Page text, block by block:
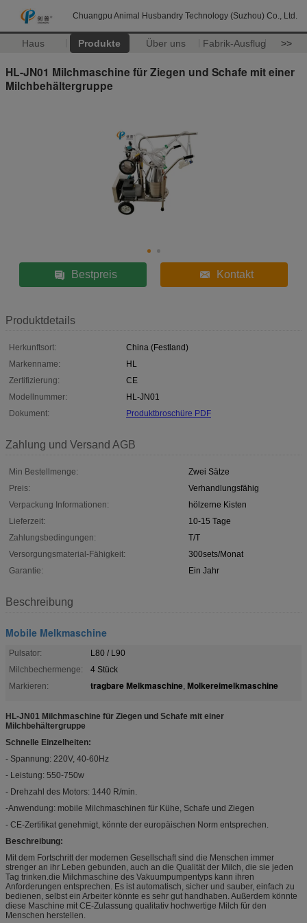
Chuangpu Animal Husbandry Technology (Suzhou) Co., Ltd.
Haus Produkte Über uns Fabrik-Ausflug >>
HL-JN01 Milchmaschine für Ziegen und Schafe mit einer
Milchbehältergruppe
Bestpreis Kontakt
Produktdetails
Herkunftsort:
China (Festland)
Markenname:
HL
Zertifizierung:
CE
Modellnummer:
HL-JN01
Dokument:
Produktbroschüre PDF
Zahlung und Versand AGB
Min Bestellmenge:
Zwei Sätze
Preis:
Verhandlungsfähig
Verpackung Informationen:
hölzerne Kisten
Lieferzeit:
10-15 Tage
Zahlungsbedingungen:
T/T
Versorgungsmaterial-Fähigkeit:
300sets/Monat
Garantie:
Ein Jahr
Beschreibung
Mobile Melkmaschine
Pulsator:
L80 / L90
Milchbechermenge:
4 Stück
Markieren:
tragbare Melkmaschine, Molkereimelkmaschine
HL-JN01 Milchmaschine für Ziegen und Schafe mit einer
Milchbehältergruppe
Schnelle Einzelheiten:
- Spannung: 220V, 40-60Hz
- Leistung: 550-750w
- Drehzahl des Motors: 1440 R/min.
-Anwendung: mobile Milchmaschinen für Kühe, Schafe und Ziegen
- CE-Zertifikat genehmigt, könnte der europäischen Norm entsprechen.
Beschreibung:
Mit dem Fortschritt der modernen Gesellschaft sind die Menschen immer
strenger an ihr Leben gebunden, auch an die Qualität der Milch, die sie jeden
Tag trinken.die Milchmaschine des Vakuumpumpentyps kann ihren
Anforderungen entsprechen. Es ist automatisch, sicher und sauber, einfach zu
bedienen, selbst ein Arbeiter könnte es sehr gut handhaben. Außerdem könnte
diese Maschine mit CE-Zulassung qualitativ hochwertige Milch für den
Menschen herstellen.